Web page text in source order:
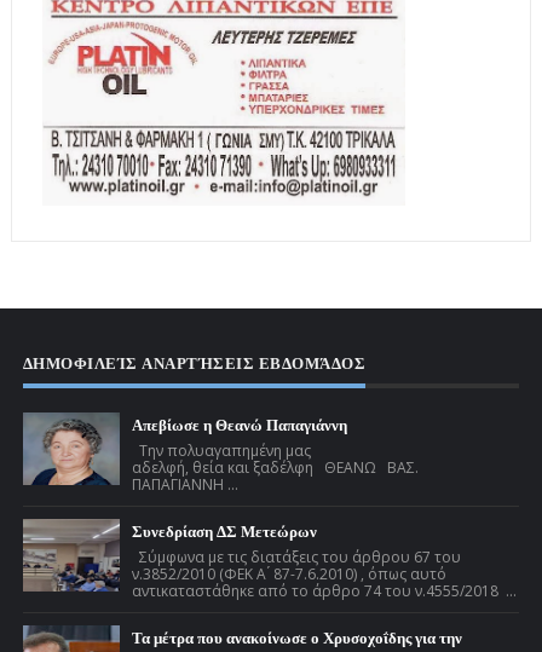
ΔΗΜΟΦΙΛΕΊΣ ΑΝΑΡΤΉΣΕΙΣ ΕΒΔΟΜΆΔΟΣ
Απεβίωσε η Θεανώ Παπαγιάννη
Την πολυαγαπημένη μας
αδελφή, θεία και ξαδέλφη ΘΕΑΝΩ ΒΑΣ.
ΠΑΠΑΓΙΑΝΝΗ ...
Συνεδρίαση ΔΣ Μετεώρων
Σύμφωνα με τις διατάξεις του άρθρου 67 του
ν.3852/2010 (ΦΕΚ Α ́ 87-7.6.2010) , όπως αυτό
αντικαταστάθηκε από το άρθρο 74 του ν.4555/2018 ...
Τα μέτρα που ανακοίνωσε ο Χρυσοχοΐδης για την